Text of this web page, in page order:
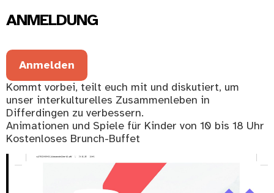
ANMELDUNG
Anmelden
Kommt vorbei, teilt euch mit und diskutiert, um
unser interkulturelles Zusammenleben in
Differdingen zu verbessern.
Animationen und Spiele für Kinder von 10 bis 18 Uhr
Kostenloses Brunch-Buffet